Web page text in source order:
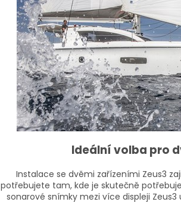
Ideální volba pro
Instalace se dvěmi zařízeními Zeus3
potřebujete tam, kde je skutečně
sonarové snímky mezi více displeji